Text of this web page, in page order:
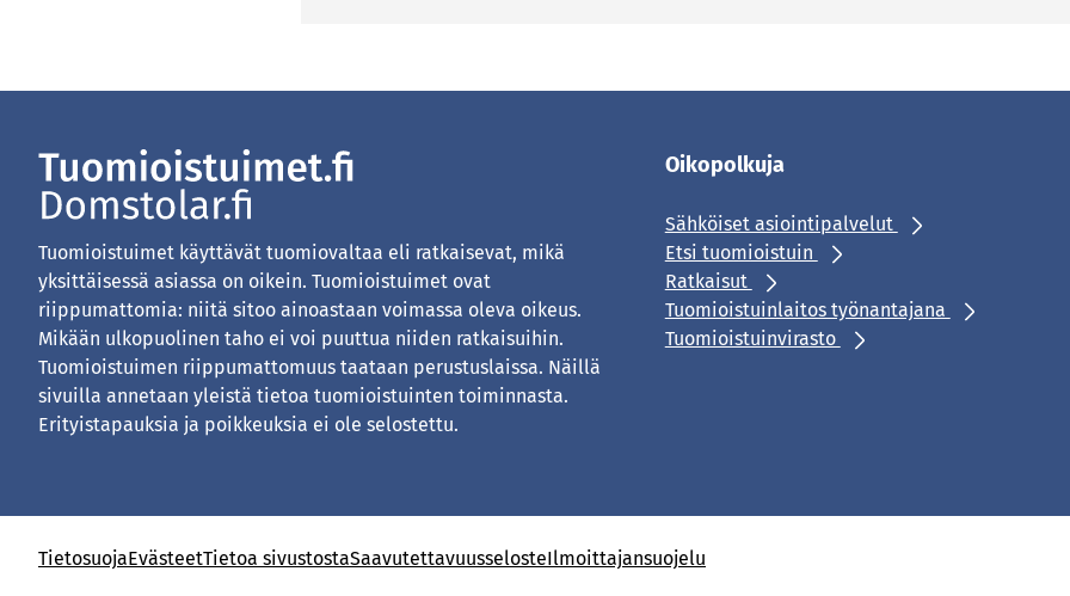
Tuomioistuimet käyttävät tuomiovaltaa eli ratkaisevat, mikä
yksittäisessä asiassa on oikein. Tuomioistuimet ovat
riippumattomia: niitä sitoo ainoastaan voimassa oleva oikeus.
Mikään ulkopuolinen taho ei voi puuttua niiden ratkaisuihin.
Tuomioistuimen riippumattomuus taataan perustuslaissa. Näillä
sivuilla annetaan yleistä tietoa tuomioistuinten toiminnasta.
Erityistapauksia ja poikkeuksia ei ole selostettu.
Oikopolkuja
Sähköiset asiointipalvelut
Etsi tuomioistuin
Ratkaisut
Tuomioistuinlaitos työnantajana
Tuomioistuinvirasto
TietosuojaEvästeetTietoa sivustostaSaavutettavuusselosteIlmoittajansuojelu